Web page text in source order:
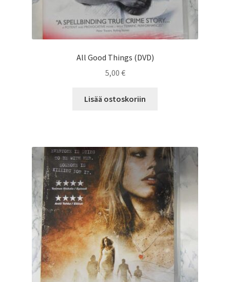
All Good Things (DVD)
5,00 €
Lisää ostoskoriin